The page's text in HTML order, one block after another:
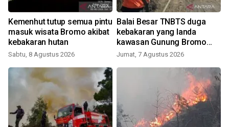
Kemenhut tutup semua pintu
masuk wisata Bromo akibat
kebakaran hutan
Sabtu, 8 Agustus 2026
Balai Besar TNBTS duga
kebakaran yang landa
kawasan Gunung Bromo
karena aktivitas manusia
Jumat, 7 Agustus 2026